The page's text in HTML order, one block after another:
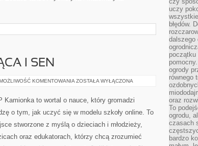
I SEN
KOMENTOWANIA EDUKACJA
ZOSTAŁA WYŁĄCZONA
Kamionka to wortal o nauce, który gromadzi
o tym, jak uczyć się w modelu szkoły online. To
stworzone z myślą o dzieciach i młodzieży,
oraz edukatorach, którzy chcą zrozumieć
uczy
błędów.
dalszego
początku
ogrody
równego
oraz
To
ogrodu,
czasach
bardzo